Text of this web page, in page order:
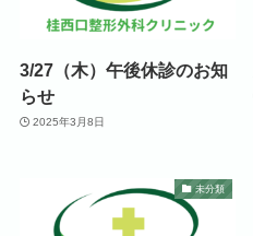
3/27（木）午後休診のお知
らせ
2025年3月8日
未分類